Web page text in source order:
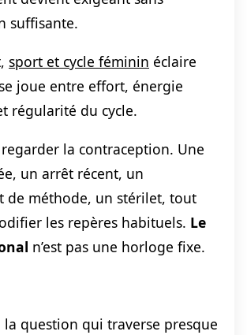
suffisante.
sport et cycle féminin éclaire
joue entre effort, énergie
régularité du cycle.
la contraception. Une
un arrêt récent, un
de méthode, un stérilet, tout
les repères habituels. Le
n’est pas une horloge fixe.
la question qui traverse presque